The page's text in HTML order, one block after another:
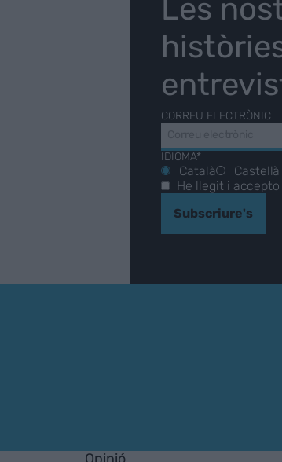
Les
CORREU ELECTRÒNIC
IDIOMA*
Català
Castellà
He llegit i accepto
Subscriure's